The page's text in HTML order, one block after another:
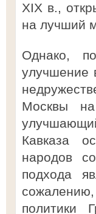
ХIХ в.,
на лучший
Однако,
улучшение
Москвы
Кавказа
народов
подхода
сожалению,
политики